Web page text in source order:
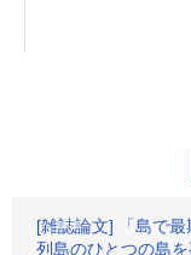
[雑誌論文] 「島で
列島のひとつの島